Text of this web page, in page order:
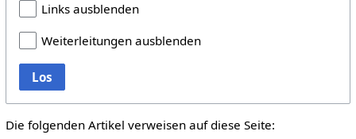
Links ausblenden
Weiterleitungen ausblenden
Los
Die folgenden Artikel verweisen auf diese Seite: